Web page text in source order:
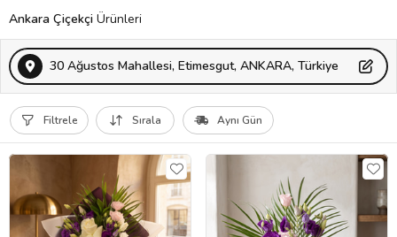
Ankara Çiçekçi Ürünleri
30 Ağustos Mahallesi, Etimesgut, ANKARA, Türkiye
Filtrele Sırala Aynı Gün